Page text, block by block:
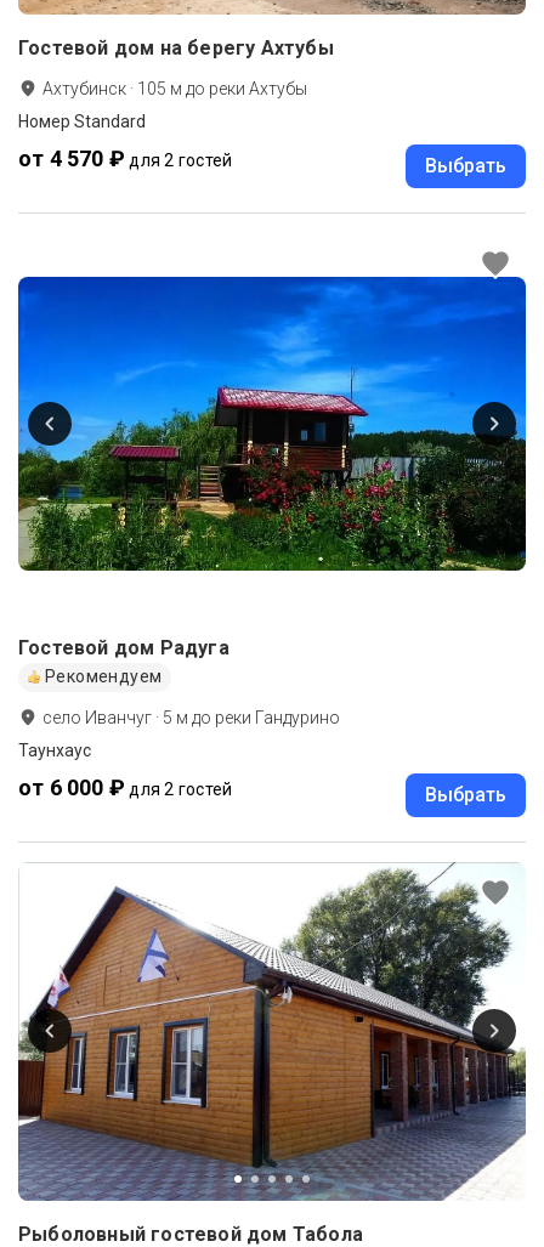
Гостевой дом на берегу Ахтубы
Ахтубинск · 105 м до реки Ахтубы
Номер Standard
от 4 570 ₽ для 2 гостей Выбрать
Гостевой дом Радуга
Рекомендуем
село Иванчуг · 5 м до реки Гандурино
Таунхаус
от 6 000 ₽ для 2 гостей Выбрать
Рыболовный гостевой дом Табола